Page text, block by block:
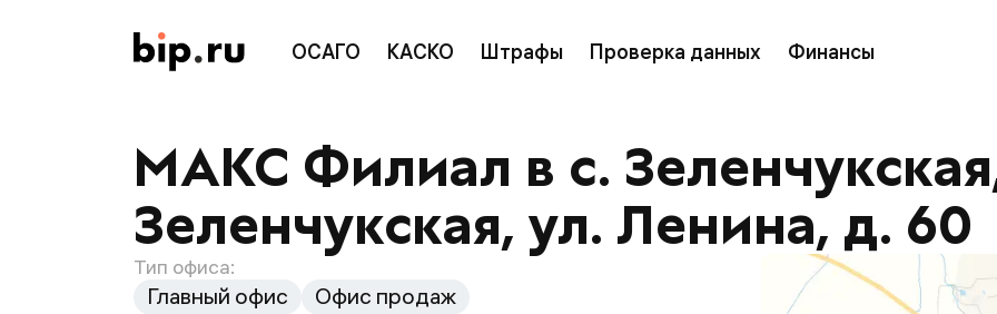
ОСАГО КАСКО Штрафы Проверка данных Финансы
МАКС Филиал в с.
Зеленчукская, ул. Ленина, д. 60
Тип офиса:
Главный офис Офис продаж